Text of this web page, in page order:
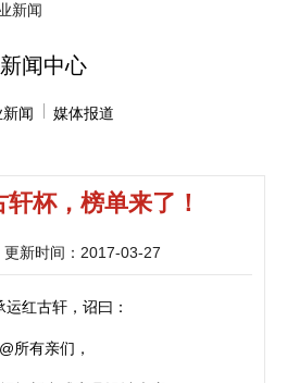
新闻
新闻中心
闻 媒体报道
杯，榜单来了！
新时间：2017-03-27
运红古轩，诏曰：
@所有亲们，